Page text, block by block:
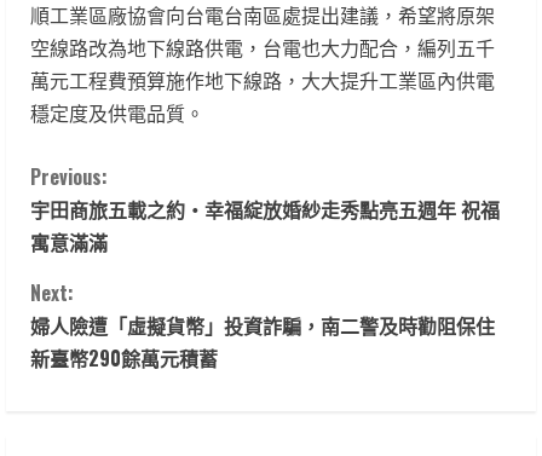
順工業區廠協會向台電台南區處提出建議，希望將原架
空線路改為地下線路供電，台電也大力配合，編列五千
萬元工程費預算施作地下線路，大大提升工業區內供電
穩定度及供電品質。
C
o
n
t
i
Previous:
宇田商旅五載之約・幸福綻放婚紗走秀點亮五週年 祝福
寓意滿滿
Next:
婦人險遭「虛擬貨幣」投資詐騙，南二警及時勸阻保住
新臺幣290餘萬元積蓄